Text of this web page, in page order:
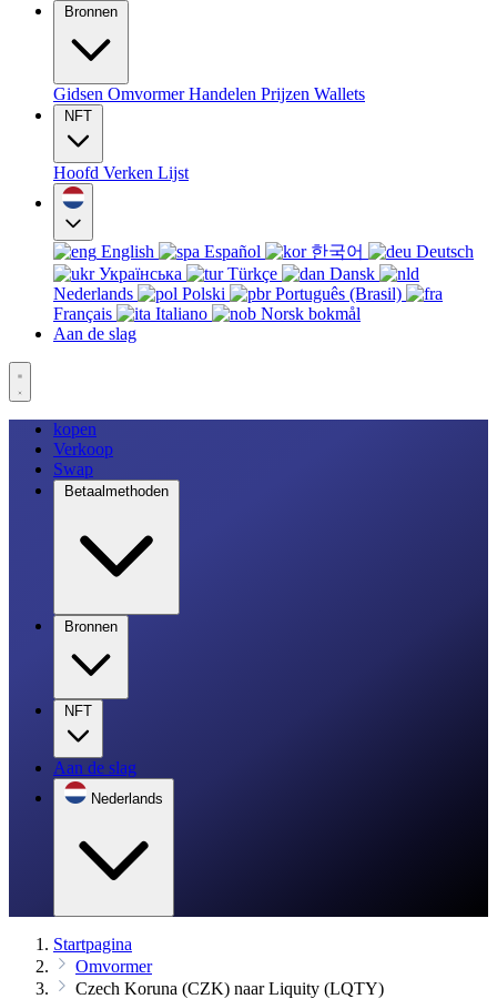
Bronnen
Gidsen OmvormerHandelen Prijzen Wallets
NFT
Hoofd Verken Lijst
English Español 한국어
Deutsch
Українська
Türkçe
Dansk
Nederlands
Polski
Português (Brasil)
Français
Italiano
Norsk bokmål
Aan de slag
kopen
Verkoop
Swap
Betaalmethoden
Bronnen
NFT
Aan de slag
Nederlands
Startpagina
Omvormer
Czech Koruna (CZK) naar Liquity (LQTY)